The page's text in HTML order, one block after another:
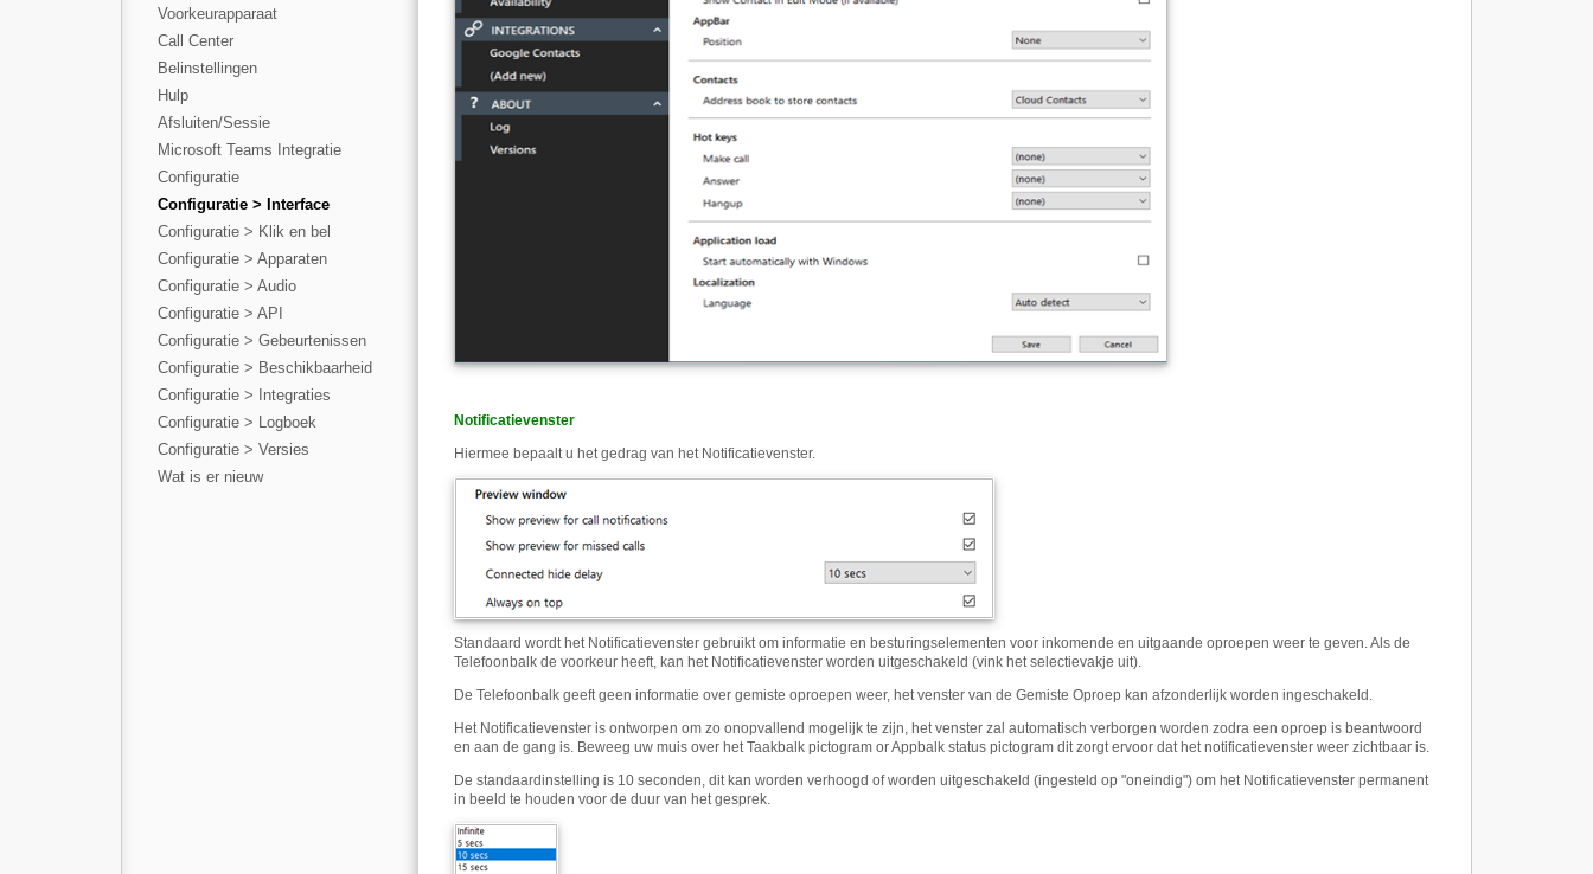
Voorkeurapparaat
Call Center
Belinstellingen
Hulp
Afsluiten/Sessie
Microsoft Teams Integratie
Configuratie
Configuratie > Interface
Configuratie > Klik en bel
Configuratie > Apparaten
Configuratie > Audio
Configuratie > API
Configuratie > Gebeurtenissen
Configuratie > Beschikbaarheid
Configuratie > Integraties
Configuratie > Logboek
Configuratie > Versies
Wat is er nieuw
Notificatievenster
Hiermee bepaalt u het gedrag van het Notificatievenster.
Standaard wordt het Notificatievenster gebruikt om informatie en besturingselementen voor inkomende en uitgaande oproepen weer te geven. Als de
Telefoonbalk de voorkeur heeft, kan het Notificatievenster worden uitgeschakeld (vink het selectievakje uit).
De Telefoonbalk geeft geen informatie over gemiste oproepen weer, het venster van de Gemiste Oproep kan afzonderlijk worden ingeschakeld.
Het Notificatievenster is ontworpen om zo onopvallend mogelijk te zijn, het venster zal automatisch verborgen worden zodra een oproep is beantwoord
en aan de gang is. Beweeg uw muis over het Taakbalk pictogram or Appbalk status pictogram dit zorgt ervoor dat het notificatievenster weer zichtbaar is.
De standaardinstelling is 10 seconden, dit kan worden verhoogd of worden uitgeschakeld (ingesteld op "oneindig") om het Notificatievenster permanent
in beeld te houden voor de duur van het gesprek.